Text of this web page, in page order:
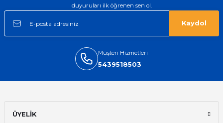
duyuruları ilk öğrenen sen ol.
Kaydol
Müşteri Hizmetleri
5439518503
ÜYELİK